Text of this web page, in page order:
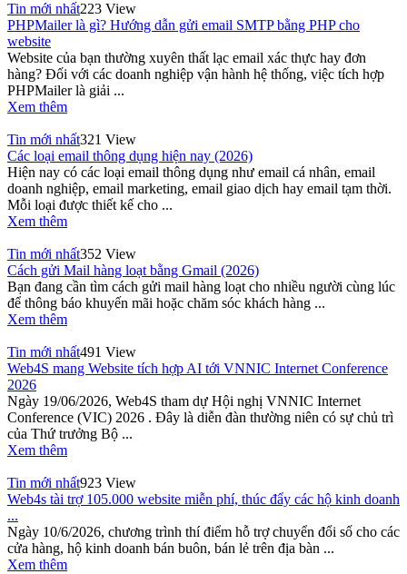
Tin mới nhất223 View
PHPMailer là gì? Hướng dẫn gửi email SMTP bằng PHP cho
website
Website của bạn thường xuyên thất lạc email xác thực hay đơn
hàng? Đối với các doanh nghiệp vận hành hệ thống, việc tích hợp
PHPMailer là giải ...
Xem thêm
Tin mới nhất321 View
Các loại email thông dụng hiện nay (2026)
Hiện nay có các loại email thông dụng như email cá nhân, email
doanh nghiệp, email marketing, email giao dịch hay email tạm thời.
Mỗi loại được thiết kế cho ...
Xem thêm
Tin mới nhất352 View
Cách gửi Mail hàng loạt bằng Gmail (2026)
Bạn đang cần tìm cách gửi mail hàng loạt cho nhiều người cùng lúc
để thông báo khuyến mãi hoặc chăm sóc khách hàng ...
Xem thêm
Tin mới nhất491 View
Web4S mang Website tích hợp AI tới VNNIC Internet Conference
2026
Ngày 19/06/2026, Web4S tham dự Hội nghị VNNIC Internet
Conference (VIC) 2026 . Đây là diễn đàn thường niên có sự chủ trì
của Thứ trưởng Bộ ...
Xem thêm
Tin mới nhất923 View
Web4s tài trợ 105.000 website miễn phí, thúc đẩy các hộ kinh doanh
...
Ngày 10/6/2026, chương trình thí điểm hỗ trợ chuyển đổi số cho các
cửa hàng, hộ kinh doanh bán buôn, bán lẻ trên địa bàn ...
Xem thêm